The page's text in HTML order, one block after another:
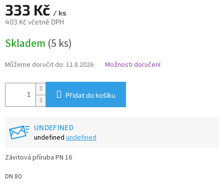
333 Kč / ks
403 Kč včetně DPH
cena:
Skladem (5 ks)
Můžeme doručit do: 11.8.2026 Možnosti doručení
Přidat do košíku
UNDEFINED
undefined undefined
Závitová příruba PN 16
DN 80